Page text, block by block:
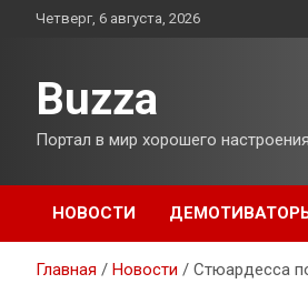
ПерейтиЧетверг, 6 августа, 2026
Buzza
Портал в мир хорошего
НОВОСТИ
Главная Новости Стюардесса